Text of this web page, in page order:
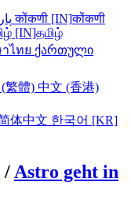
پارسیकोंकणी [IN]कोंकणी
[IN]தமிழ்
ไทย ქართული
繁體) 中文 (香港)
体中文 한국어 [KR]
/ Astro geht in